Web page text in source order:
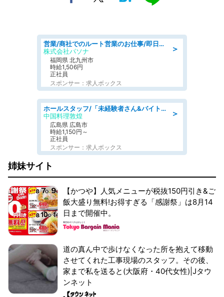
＞
営業/商社でのルート営業のお仕事/即日勤務可/車通勤可/営業
株式会社パソナ
福岡県 北九州市
時給1,506円
正社員
スポンサー：求人ボックス
＞
ホールスタッフ/「未経験者さん&バイトデビューも大歓迎」残業ほぼなし×1日3時間〜勤務OK!フォロー体制も充実/広島県/広島市南区
中国料理敦煌
広島県 広島市
時給1,150円～
正社員
スポンサー：求人ボックス
姉妹サイト
【かつや】人気メニューが税抜150円引き&ご
飯大盛り無料!お得すぎる「感謝祭」は8月14
日まで開催中。
道の真ん中で歩けなくなった所を抱えて移動
させてくれた工事現場のスタッフ。その後、
家まで私を送ると(大阪府・40代女性)|Jタウ
ンネット